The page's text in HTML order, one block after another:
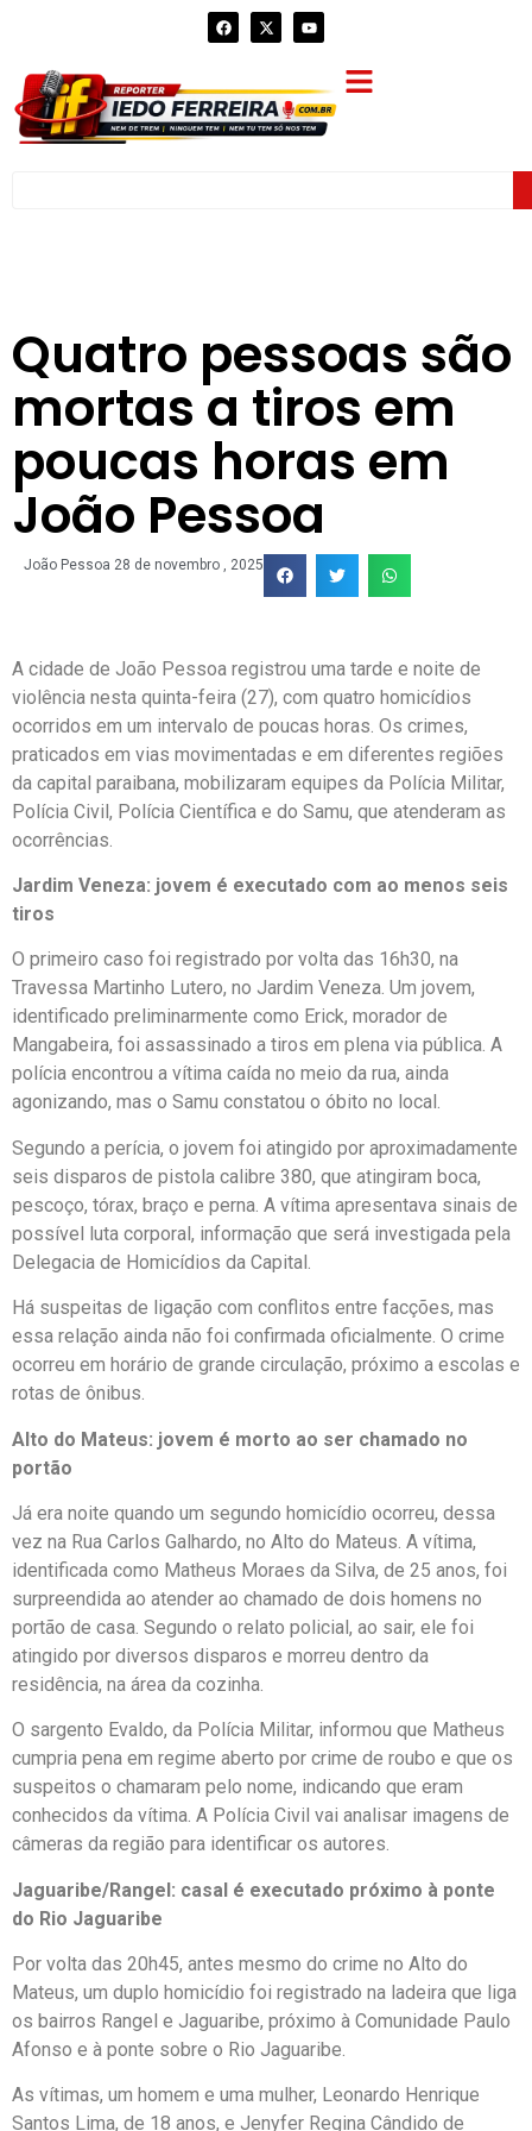
Quatro pessoas são
mortas a tiros em
poucas horas em
João Pessoa
João Pessoa 28 de novembro , 2025
A cidade de João Pessoa registrou uma tarde e noite de
violência nesta quinta-feira (27), com quatro homicídios
ocorridos em um intervalo de poucas horas. Os crimes,
praticados em vias movimentadas e em diferentes regiões
da capital paraibana, mobilizaram equipes da Polícia Militar,
Polícia Civil, Polícia Científica e do Samu, que atenderam as
ocorrências.
Jardim Veneza: jovem é executado com ao menos seis
tiros
O primeiro caso foi registrado por volta das 16h30, na
Travessa Martinho Lutero, no Jardim Veneza. Um jovem,
identificado preliminarmente como Erick, morador de
Mangabeira, foi assassinado a tiros em plena via pública. A
polícia encontrou a vítima caída no meio da rua, ainda
agonizando, mas o Samu constatou o óbito no local.
Segundo a perícia, o jovem foi atingido por aproximadamente
seis disparos de pistola calibre 380, que atingiram boca,
pescoço, tórax, braço e perna. A vítima apresentava sinais de
possível luta corporal, informação que será investigada pela
Delegacia de Homicídios da Capital.
Há suspeitas de ligação com conflitos entre facções, mas
essa relação ainda não foi confirmada oficialmente. O crime
ocorreu em horário de grande circulação, próximo a escolas e
rotas de ônibus.
Alto do Mateus: jovem é morto ao ser chamado no
portão
Já era noite quando um segundo homicídio ocorreu, dessa
vez na Rua Carlos Galhardo, no Alto do Mateus. A vítima,
identificada como Matheus Moraes da Silva, de 25 anos, foi
surpreendida ao atender ao chamado de dois homens no
portão de casa. Segundo o relato policial, ao sair, ele foi
atingido por diversos disparos e morreu dentro da
residência, na área da cozinha.
O sargento Evaldo, da Polícia Militar, informou que Matheus
cumpria pena em regime aberto por crime de roubo e que os
suspeitos o chamaram pelo nome, indicando que eram
conhecidos da vítima. A Polícia Civil vai analisar imagens de
câmeras da região para identificar os autores.
Jaguaribe/Rangel: casal é executado próximo à ponte
do Rio Jaguaribe
Por volta das 20h45, antes mesmo do crime no Alto do
Mateus, um duplo homicídio foi registrado na ladeira que liga
os bairros Rangel e Jaguaribe, próximo à Comunidade Paulo
Afonso e à ponte sobre o Rio Jaguaribe.
As vítimas, um homem e uma mulher, Leonardo Henrique
Santos Lima, de 18 anos, e Jenyfer Regina Cândido de